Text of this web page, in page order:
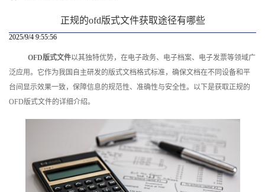
正规的ofd版式文件获取途径有哪些
2025/9/4 9:55:56
OFD版式文件以其独特优势，在电子政务、电子档案、电子发票等领域广
泛应用。它作为我国自主研发的版式文档格式标准，确保文档在不同设备和平
台间显示效果一致，保障信息的规范性、准确性与安全性。以下是获取正规的
OFD版式文件的详细介绍。